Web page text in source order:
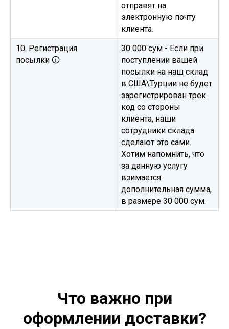
отправят на
электронную почту
клиента.
10. Регистрация
посылки 🛈
30 000 сум - Если при
поступлении вашей
посылки на наш склад
в США\Турции не будет
зарегистрирован трек
код со стороны
клиента, наши
сотрудники склада
сделают это сами.
Хотим напомнить, что
за данную услугу
взимается
дополнительная сумма,
в размере 30 000 сум.
Что важно при
оформлении доставки?